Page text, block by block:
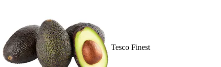
Tesco Finest